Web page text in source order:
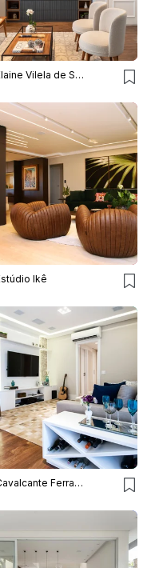
Elaine Vilela de Sousa
Ikê
Cavalcante Ferraz Arquitetura + Design